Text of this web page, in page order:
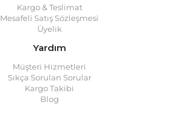
Kargo & Teslimat
Mesafeli Satış Sözleşmesi
Üyelik
Yardım
Müşteri Hizmetleri
Sıkça Sorulan Sorular
Kargo Takibi
Blog